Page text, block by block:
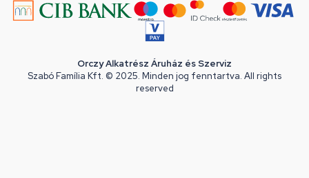
Orczy Alkatrész Áruház és Szerviz
Szabó Família Kft. © 2025. Minden jog fenntartva. All rights
reserved